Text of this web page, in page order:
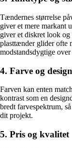
Tændernes størrelse
giver et mere markant
giver et diskret look
plasttænder glider ofte
modstandsdygtige
4. Farve og design
Farven kan enten
kontrast som en
bredt farvespektrum,
dit projekt.
5. Pris og kvalitet